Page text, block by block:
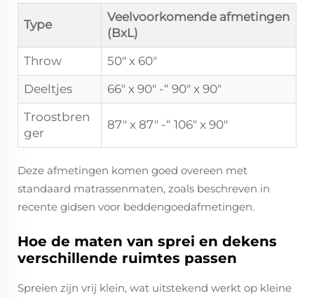
Type
Veelvoorkomende afmetingen
(BxL)
Throw
50" x 60"
Deeltjes
66" x 90" -“ 90" x 90"
Troostbren
ger
87" x 87" -“ 106" x 90"
Deze afmetingen komen goed overeen met
standaard matrassenmaten, zoals beschreven in
recente gidsen voor beddengoedafmetingen.
Hoe de maten van sprei en dekens
verschillende ruimtes passen
Spreien zijn vrij klein, wat uitstekend werkt op kleine